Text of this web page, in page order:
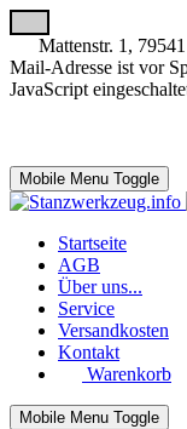
Mattenstr. 1,
Mail-Adresse ist vor
JavaScript
Mobile Menu Toggle
Startseite
AGB
Über uns...
Service
Versandkosten
Kontakt
Warenkorb
Mobile Menu Toggle